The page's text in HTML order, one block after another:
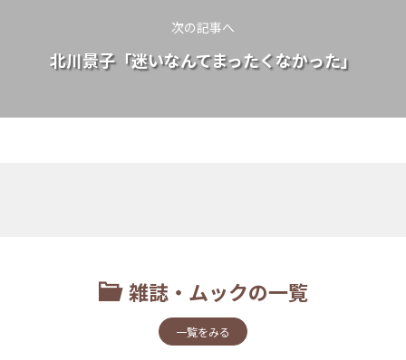
次の記事へ
北川景子「迷いなんてまったくなかった」
雑誌・ムックの一覧
一覧をみる